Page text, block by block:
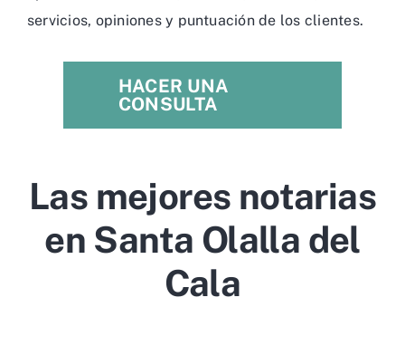
servicios, opiniones y puntuación de los clientes.
HACER UNA
CONSULTA
Las mejores notarias
en Santa Olalla del
Cala